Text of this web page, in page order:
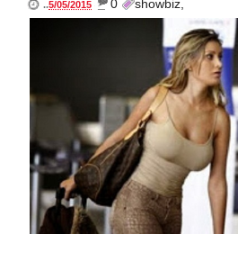
..5/05/2015 _ 0 showbiz,